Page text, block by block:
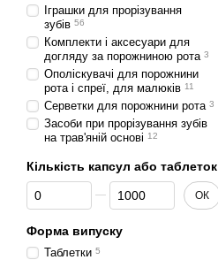
Іграшки для прорізування
зубів 56
Комплекти і аксесуари для
догляду за порожниною рота 3
Ополіскувачі для порожнини
рота і спреї, для малюків 11
Серветки для порожнини рота 3
Засоби при прорізування зубів
на трав'яній основі 12
Кількість капсул або таблеток
Від Кількість капсул або таблеток
До Кількість капсул або таблеток
ОК
Форма випуску
Таблетки 5